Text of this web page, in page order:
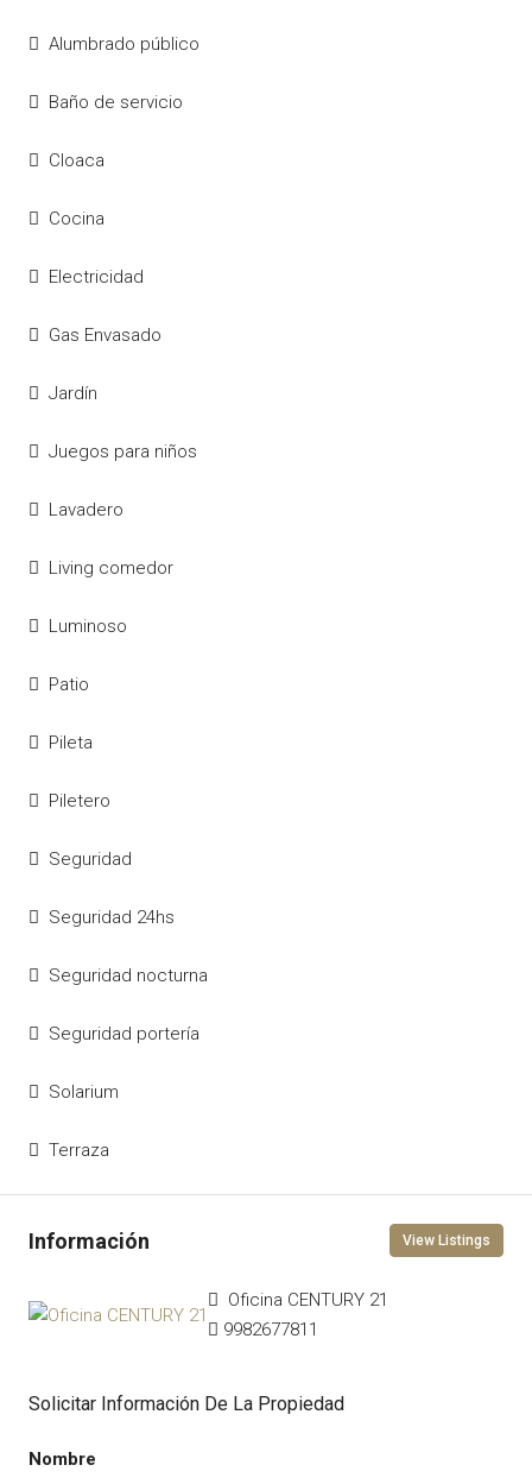
Alumbrado público
Baño de servicio
Cloaca
Cocina
Electricidad
Gas Envasado
Jardín
Juegos para niños
Lavadero
Living comedor
Luminoso
Patio
Pileta
Piletero
Seguridad
Seguridad 24hs
Seguridad nocturna
Seguridad portería
Solarium
Terraza
View Listings
Oficina CENTURY 21
9982677811
Solicitar Información De La Propiedad
Nombre